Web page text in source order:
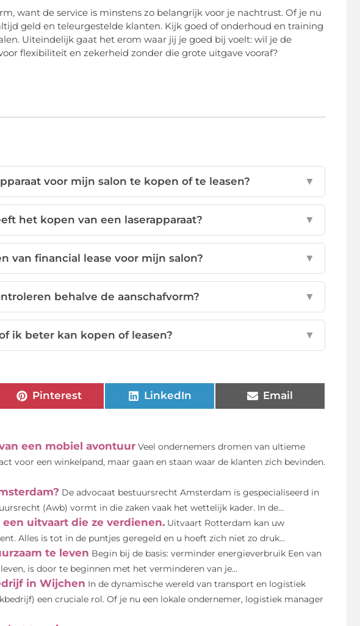
want de service is minstens zo belangrijk voor je nachtrust. Of je nu
geld en teleurgestelde klanten. Kijk goed of onderhoud en training
Uiteindelijk gaat het erom waar jij je goed bij voelt: wil je de
flexibiliteit en zekerheid zonder die grote uitgave vooraf?
voor mijn salon te kopen of te leasen? ▼
het kopen van een laserapparaat? ▼
van financial lease voor mijn salon? ▼
behalve de aanschafvorm? ▼
ik beter kan kopen of leasen? ▼
Pinterest LinkedIn Email
een mobiel avontuur Veel ondernemers dromen van ultieme
voor een winkelpand, maar gaan en staan waar de klanten zich bevinden.
De advocaat bestuursrecht Amsterdam is gespecialiseerd in
(Awb) vormt in die zaken vaak het wettelijk kader. In de...
uitvaart die ze verdienen. Uitvaart Rotterdam kan uw
Alles is tot in de puntjes geregeld en u hoeft zich niet zo druk...
te leven Begin bij de basis: verminder energieverbruik Een van
is door te beginnen met het verminderen van je...
in Wijchen In de dynamische wereld van transport en logistiek
een cruciale rol. Of je nu een lokale ondernemer, logistiek manager